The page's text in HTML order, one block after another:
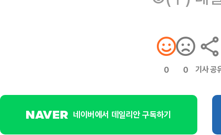
0 0 기사 공
네이버에서 데일리안 구독하기